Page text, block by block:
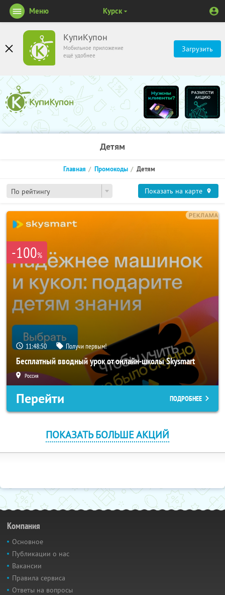
КупиКупон
Мобильное приложение
ещё удобнее
Загрузить
Меню Курск
Детям
По рейтингу
Главная Промокоды Детям
Показать на карте
-100%
11:48:50 Получи первым!
Бесплатный вводный урок от онлайн-школы Skysmart
Россия
Перейти ПОДРОБНЕЕ
ПОКАЗАТЬ БОЛЬШЕ АКЦИЙ
Компания
Основное
Публикации о нас
Вакансии
Правила сервиса
Ответы на вопросы